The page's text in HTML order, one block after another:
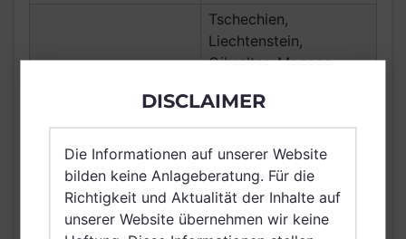
VERTRIEBSZULASSUNG
Tschechien,
Liechtenstein,
Gibraltar, Monaco,
Deutschland, Spanien,
Italien, Luxemburg,
Vereinigtes Königreich
Großbritannien und
Nordirland, Österreich,
Schweiz, Dänemark,
DISCLAIMER
Die Informationen auf unserer Website
bilden keine Anlageberatung. Für die
Richtigkeit und Aktualität der Inhalte auf
unserer Website übernehmen wir keine